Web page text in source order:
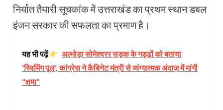
निर्यात तैयारी सूचकांक में उत्तराखंड का प्रथम स्थान डबल
इंजन सरकार की सफलता का प्रमाण है।
यह भी पढ़ें
अल्मोड़ा सोमेश्वरर सड़क के गड्ढों को बताया
'स्विमिंग पूल', कांग्रेस ने कैबिनेट मंत्री से व्यंग्यात्मक अंदाज़ में मांगी
"क्षमा"